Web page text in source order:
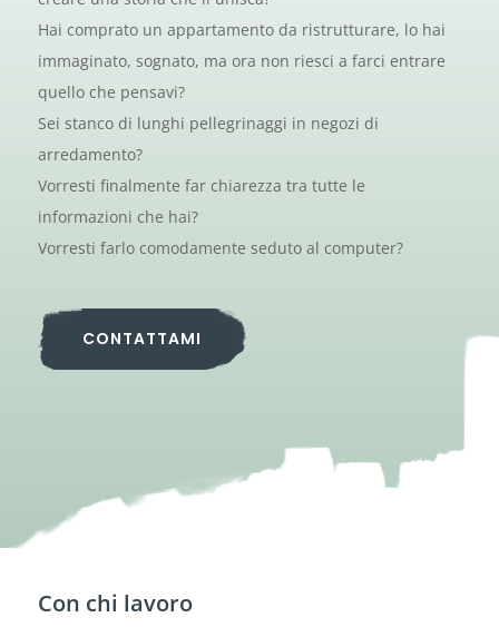
Hai comprato un appartamento da ristrutturare, lo hai
immaginato, sognato, ma ora non riesci a farci entrare
quello che pensavi?
Sei stanco di lunghi pellegrinaggi in negozi di
arredamento?
Vorresti finalmente far chiarezza tra tutte le
informazioni che hai?
Vorresti farlo comodamente seduto al computer?
CONTATTAMI
Con chi lavoro